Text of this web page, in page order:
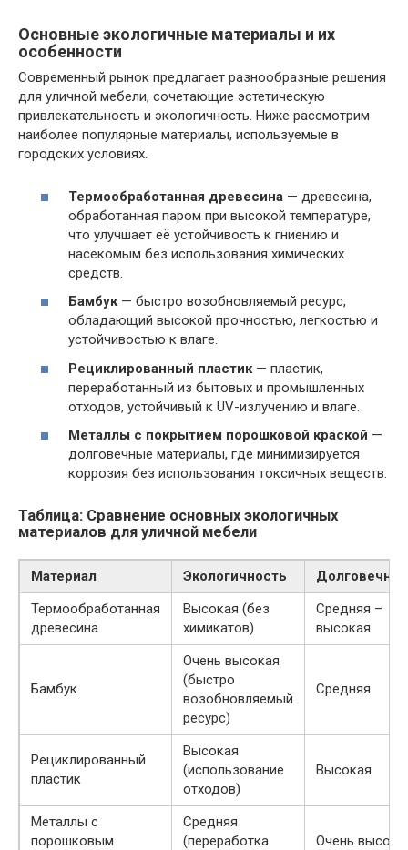
Основные экологичные материалы и их
особенности
Современный рынок предлагает разнообразные решения
для уличной мебели, сочетающие эстетическую
привлекательность и экологичность. Ниже рассмотрим
наиболее популярные материалы, используемые в
городских условиях.
Термообработанная древесина — древесина,
обработанная паром при высокой температуре,
что улучшает её устойчивость к гниению и
насекомым без использования химических
средств.
Бамбук— быстро возобновляемый ресурс,
обладающий высокой прочностью, легкостью и
устойчивостью к влаге.
Рециклированный пластик — пластик,
переработанный из бытовых и промышленных
отходов, устойчивый к UV-излучению и влаге.
Металлы с покрытием порошковой краской —
долговечные материалы, где минимизируется
коррозия без использования токсичных веществ.
Таблица: Сравнение основных экологичных
материалов для уличной мебели
Материал Экологичность
Термообработанная
древесина
Высокая (без
химикатов)
Средняя –
высокая
Бамбук
Очень высокая
(быстро
возобновляемый
ресурс)
Средняя
Рециклированный
пластик
Высокая
(использование
отходов)
Высокая
Металлы с
порошковым
Средняя
(переработка
Очень